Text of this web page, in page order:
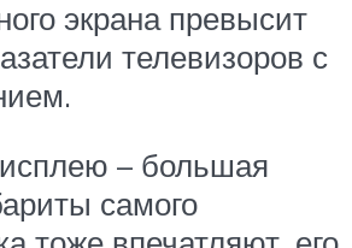
экрана превысит
телевизоров с
– большая
самого